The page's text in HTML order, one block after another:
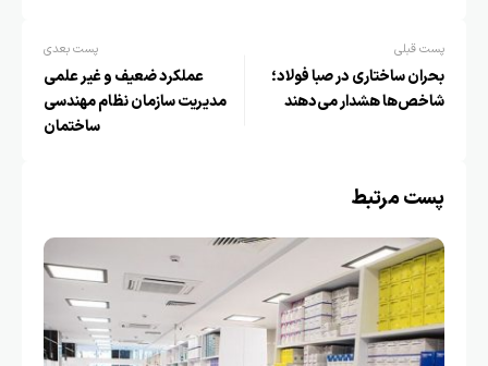
پست قبلی
بحران ساختاری در صبا فولاد؛
شاخص‌ها هشدار می‌دهند
پست بعدی
عملکرد ضعیف و غیر علمی
مدیریت سازمان نظام مهندسی
ساختمان
پست مرتبط